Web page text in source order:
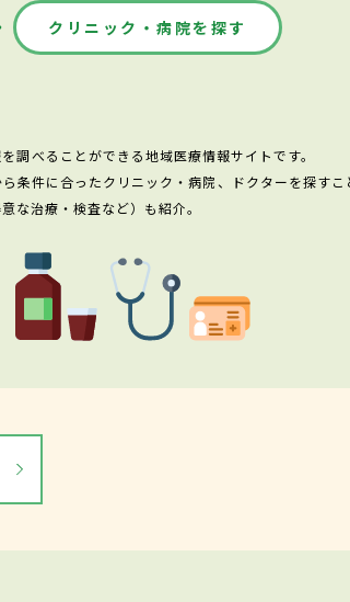
クリニック・病院を探す
調べることができる地域医療情報サイトです。
件に合ったクリニック・病院、ドクターを探すこ
な治療・検査など）も紹介。